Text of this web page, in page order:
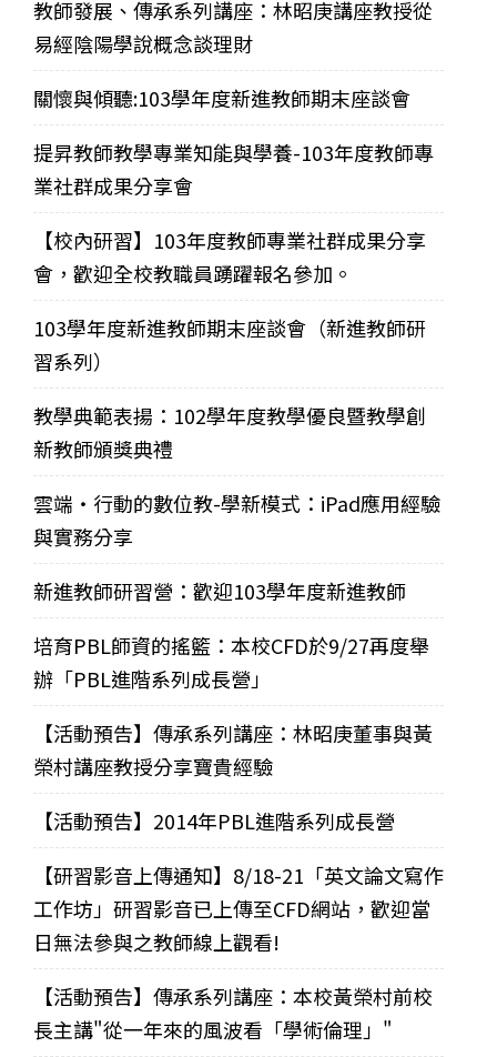
教師發展、傳承系列講座：林昭庚講座教授從
易經陰陽學說概念談理財
關懷與傾聽:103學年度新進教師期末座談會
提昇教師教學專業知能與學養-103年度教師專
業社群成果分享會
【校內研習】103年度教師專業社群成果分享
會，歡迎全校教職員踴躍報名參加。
103學年度新進教師期末座談會（新進教師研
習系列）
教學典範表揚：102學年度教學優良暨教學創
新教師頒獎典禮
雲端‧行動的數位教-學新模式：iPad應用經驗
與實務分享
新進教師研習營：歡迎103學年度新進教師
培育PBL師資的搖籃：本校CFD於9/27再度舉
辦「PBL進階系列成長營」
【活動預告】傳承系列講座：林昭庚董事與黃
榮村講座教授分享寶貴經驗
【活動預告】2014年PBL進階系列成長營
【研習影音上傳通知】8/18-21「英文論文寫作
工作坊」研習影音已上傳至CFD網站，歡迎當
日無法參與之教師線上觀看!
【活動預告】傳承系列講座：本校黃榮村前校
長主講"從一年來的風波看「學術倫理」"